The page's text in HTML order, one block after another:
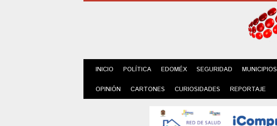
INICIO POLÍTICA EDOMÉX SEGURIDAD MUNICIPIOS
OPINIÓN CARTONES CURIOSIDADES REPORTAJE